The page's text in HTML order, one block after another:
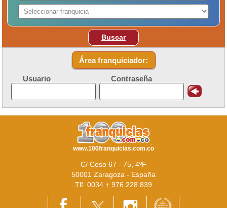
Buscar
Área franquiciador:
Usuario Contraseña
www.100franquicias.com.co
C/ Coso 67 - 75, 4ºF
50001 Zaragoza - España
Tlf. 0034 + 976 228 839